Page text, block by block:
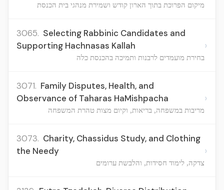
מיקום הפרוכת בתוך הארון קודש ושמירת מנהגי בית הכנסת
3065. Selecting Rabbinic Candidates and
Supporting Hachnasas Kallah
בחירת מועמדים לרבנות ותמיכה בהכנסת כלה
›
3071. Family Disputes, Health, and
Observance of Taharas HaMishpacha
מריבות במשפחה, בריאות, וקיום מצות טהרת המשפחה
›
3073. Charity, Chassidus Study, and Clothing
the Needy
צדקה, לימוד חסידות, והלבשת ערומים
›